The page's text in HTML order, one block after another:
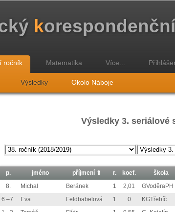
k
ročník Matematika Více...
Výsledky Okolo Náboje
Výsledky 3. seriálové
p. jméno příjmení ⇑ r. koef. škola
8.
Michal Beránek 1 2,01 GVoděraPH
6.–7.
Eva Feldbabelová 1 0 KGTřebíč